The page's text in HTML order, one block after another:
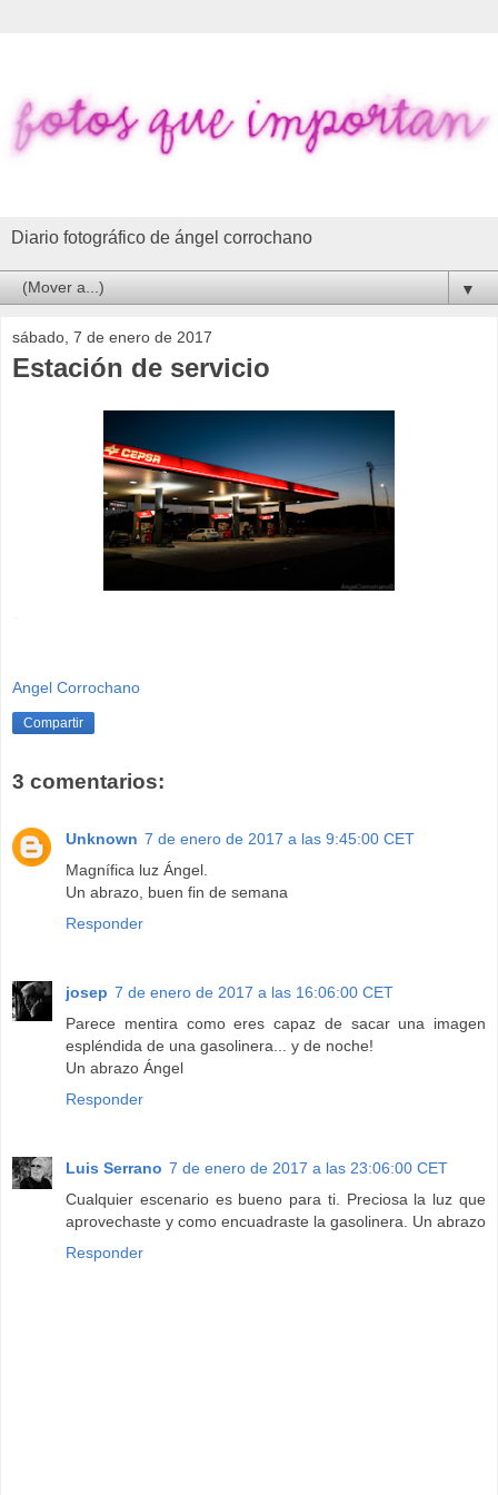
Diario fotográfico de ángel corrochano
▼
sábado, 7 de enero de 2017
Estación de servicio
Angel Corrochano
Compartir
3 comentarios:
Unknown 7 de enero de 2017 a las 9:45:00 CET
Magnífica luz Ángel.
Un abrazo, buen fin de semana
Responder
josep 7 de enero de 2017 a las 16:06:00 CET
Parece mentira como eres capaz de sacar una imagen
espléndida de una gasolinera... y de noche!
Un abrazo Ángel
Responder
Luis Serrano 7 de enero de 2017 a las 23:06:00 CET
Cualquier escenario es bueno para ti. Preciosa la luz que
aprovechaste y como encuadraste la gasolinera. Un abrazo
Responder